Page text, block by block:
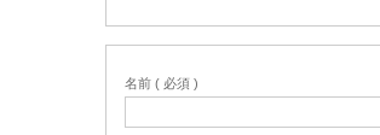
名前 ( 必須 )